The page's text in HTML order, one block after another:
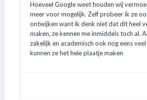
Hoeveel Google weet houden wij
meer voor mogelijk. Zelf probeer ik ze
ontwijken want ik denk niet dat dit heel
maken, ze kennen me inmiddels toch al.
zakelijk en academisch ook nog eens
kunnen ze het hele plaatje maken